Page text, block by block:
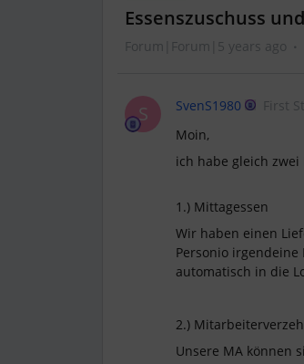
Essenszuschuss
Forum|Forum|5 years ago
S SvenS1980
First
Moin,
ich habe gleich
1.) Mittagessen
Wir haben einen
Personio
automatisch in die
2.)
Unsere MA können